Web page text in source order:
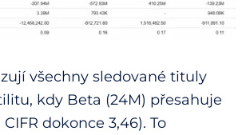
všechny sledované tituly
kdy Beta (24M) přesahuje
dokonce 3,46). To